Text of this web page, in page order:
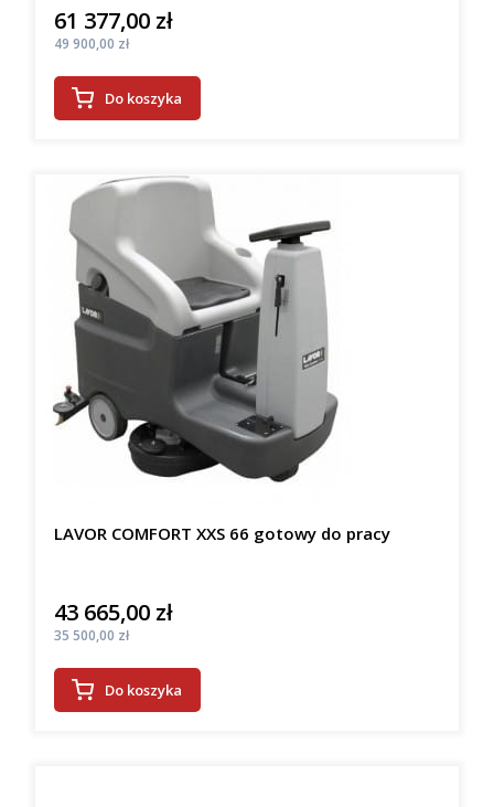
Cena
61 377,00 zł
Cena
49 900,00 zł
Do koszyka
LAVOR COMFORT XXS 66 gotowy do pracy
Cena
43 665,00 zł
Cena
35 500,00 zł
Do koszyka